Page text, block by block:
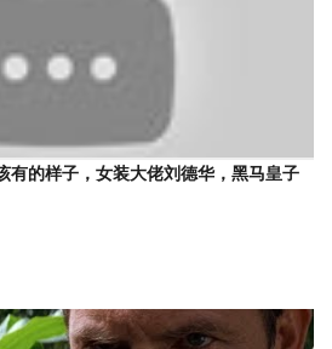
有的样子，女装大佬刘德华，黑马皇子